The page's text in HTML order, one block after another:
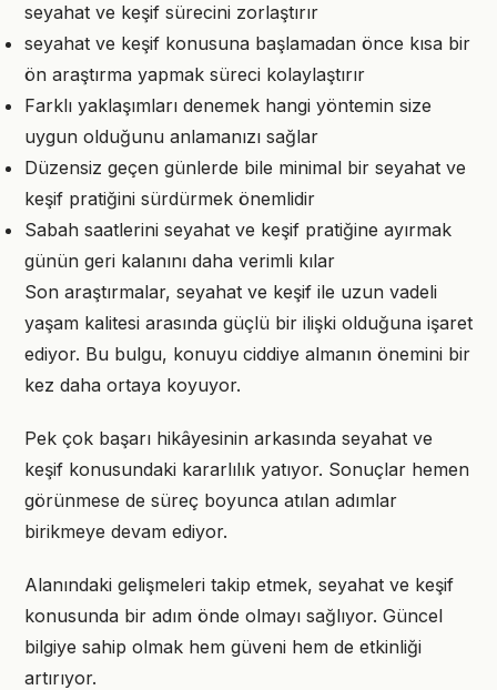
seyahat ve keşif sürecini zorlaştırır
seyahat ve keşif konusuna başlamadan önce kısa bir
ön araştırma yapmak süreci kolaylaştırır
Farklı yaklaşımları denemek hangi yöntemin size
uygun olduğunu anlamanızı sağlar
Düzensiz geçen günlerde bile minimal bir seyahat ve
keşif pratiğini sürdürmek önemlidir
Sabah saatlerini seyahat ve keşif pratiğine ayırmak
günün geri kalanını daha verimli kılar
Son araştırmalar, seyahat ve keşif ile uzun vadeli
yaşam kalitesi arasında güçlü bir ilişki olduğuna işaret
ediyor. Bu bulgu, konuyu ciddiye almanın önemini bir
kez daha ortaya koyuyor.
Pek çok başarı hikâyesinin arkasında seyahat ve
keşif konusundaki kararlılık yatıyor. Sonuçlar hemen
görünmese de süreç boyunca atılan adımlar
birikmeye devam ediyor.
Alanındaki gelişmeleri takip etmek, seyahat ve keşif
konusunda bir adım önde olmayı sağlıyor. Güncel
bilgiye sahip olmak hem güveni hem de etkinliği
artırıyor.